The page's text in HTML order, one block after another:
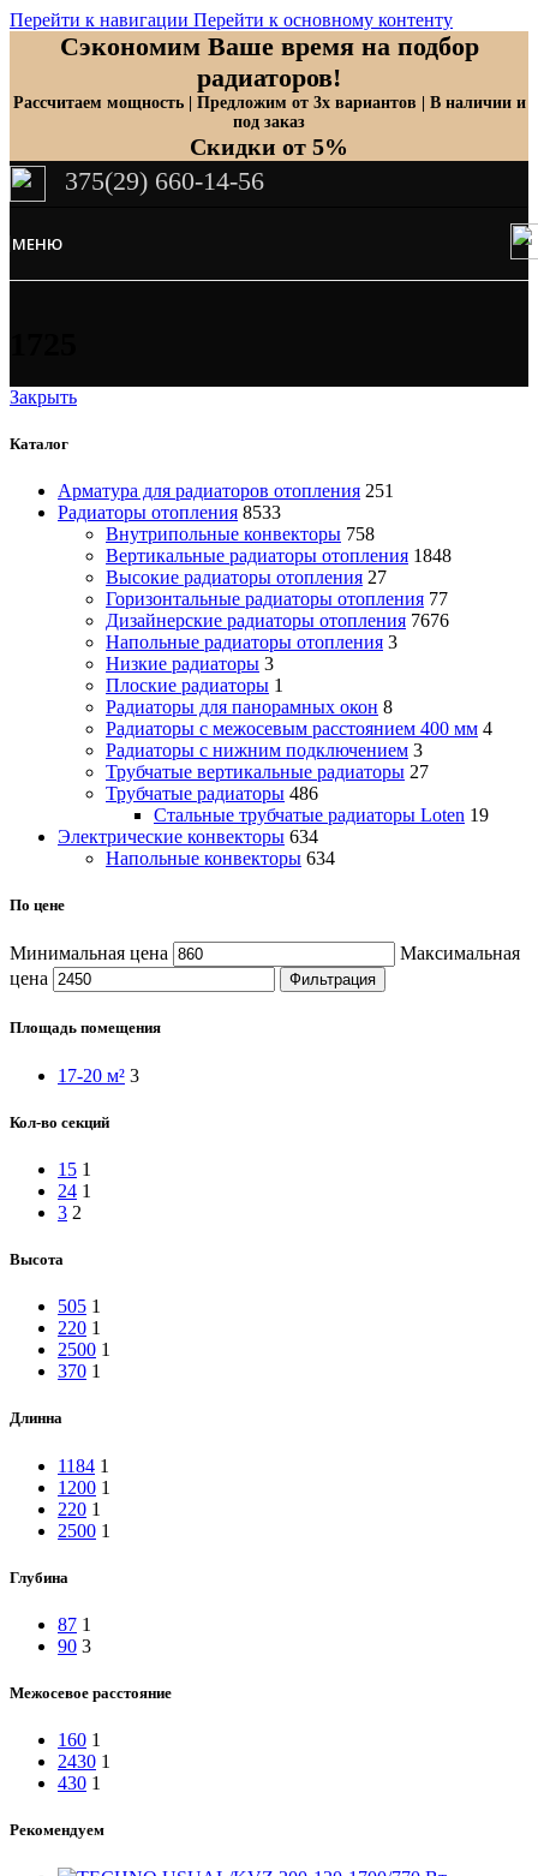
Перейти к навигации Перейти к основному контенту
Сэкономим Ваше время на подбор
радиаторов!
Рассчитаем мощность | Предложим от 3х вариантов | В наличии и
под заказ
Скидки от 5%
375(29) 660-14-56
МЕНЮ
Закрыть
Каталог
Арматура для радиаторов отопления 251
Радиаторы отопления 8533
Внутрипольные конвекторы 758
Вертикальные радиаторы отопления 1848
Высокие радиаторы отопления 27
Горизонтальные радиаторы отопления 77
Дизайнерские радиаторы отопления 7676
Напольные радиаторы отопления 3
Низкие радиаторы 3
Плоские радиаторы 1
Радиаторы для панорамных окон 8
Радиаторы с межосевым расстоянием 400 мм 4
Радиаторы с нижним подключением 3
Трубчатые вертикальные радиаторы 27
Трубчатые радиаторы 486
Cтальные трубчатые радиаторы Loten 19
Электрические конвекторы 634
Напольные конвекторы 634
По цене
Минимальная цена
Максимальная
цена
Фильтрация
Площадь помещения
17-20 м² 3
Кол-во секций
15 1
24 1
3 2
Высота
505 1
220 1
2500 1
370 1
Длинна
1184 1
1200 1
220 1
2500 1
Глубина
87 1
90 3
Межосевое расстояние
160 1
2430 1
430 1
Рекомендуем